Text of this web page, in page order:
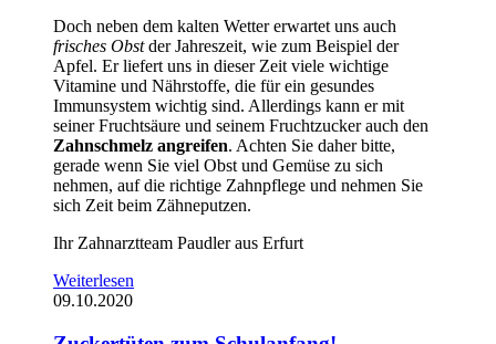
Doch neben dem kalten Wetter erwartet uns auch
frisches Obstder Jahreszeit, wie zum Beispiel der
Apfel. Er liefert uns in dieser Zeit viele wichtige
Vitamine und Nährstoffe, die für ein gesundes
Immunsystem wichtig sind. Allerdings kann er mit
seiner Fruchtsäure und seinem Fruchtzucker auch den
Zahnschmelz angreifen. Achten Sie daher bitte,
gerade wenn Sie viel Obst und Gemüse zu sich
nehmen, auf die richtige Zahnpflege und nehmen Sie
sich Zeit beim Zähneputzen.
Ihr Zahnarztteam Paudler aus Erfurt
Weiterlesen
09.10.2020